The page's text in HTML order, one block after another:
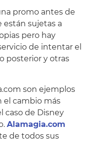
promo antes de
están sujetas a
pero hay
de intentar el
posterior y otras
son ejemplos
el cambio más
caso de Disney
Alamagia.com
de todos sus